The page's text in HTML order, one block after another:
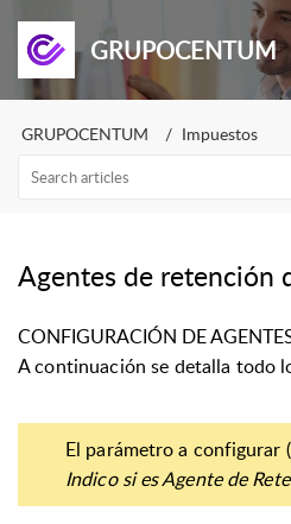
GRUPOCENTUM
GRUPOCENTUM Impuestos
Agentes de retención
CONFIGURACIÓN DE
A continuación se detalla todo
El parámetroa configurar
Indico si es Agente de